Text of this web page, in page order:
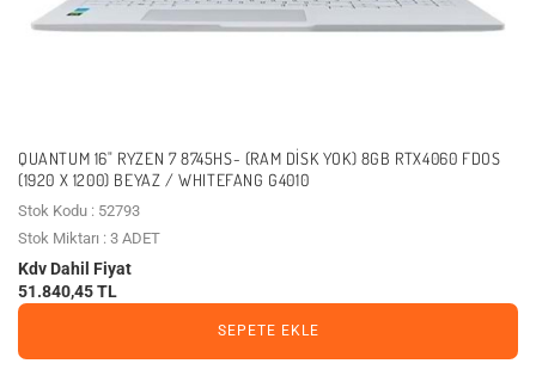
QUANTUM 16" RYZEN 7 8745HS- (RAM DISK YOK) 8GB RTX4060 FDOS
(1920 X 1200) BEYAZ / WHITEFANG G4010
Stok Kodu : 52793
Stok Miktarı : 3 ADET
Kdv Dahil Fiyat
51.840,45 TL
SEPETE EKLE